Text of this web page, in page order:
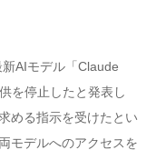
AIモデル「Claude
を停止したと発表し
める指示を受けたとい
モデルへのアクセスを